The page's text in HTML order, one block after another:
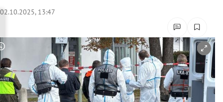
Untermenü
Untermenü
Untermenü
02.10.2025, 13:47
Copyright-Hinweis öffnen/schließen